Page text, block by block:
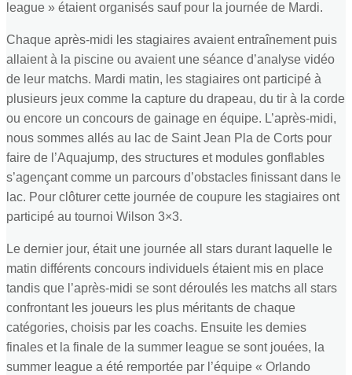
league » étaient organisés sauf pour la journée de Mardi.
Chaque après-midi les stagiaires avaient entraînement puis
allaient à la piscine ou avaient une séance d’analyse vidéo
de leur matchs. Mardi matin, les stagiaires ont participé à
plusieurs jeux comme la capture du drapeau, du tir à la corde
ou encore un concours de gainage en équipe. L’après-midi,
nous sommes allés au lac de Saint Jean Pla de Corts pour
faire de l’Aquajump, des structures et modules gonflables
s’agençant comme un parcours d’obstacles finissant dans le
lac. Pour clôturer cette journée de coupure les stagiaires ont
participé au tournoi Wilson 3×3.
Le dernier jour, était une journée all stars durant laquelle le
matin différents concours individuels étaient mis en place
tandis que l’après-midi se sont déroulés les matchs all stars
confrontant les joueurs les plus méritants de chaque
catégories, choisis par les coachs. Ensuite les demies
finales et la finale de la summer league se sont jouées, la
summer league a été remportée par l’équipe « Orlando